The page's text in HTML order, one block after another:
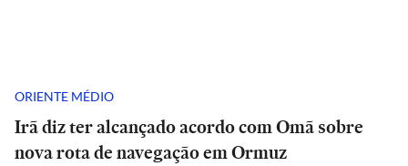
ORIENTE MÉDIO
Irã diz ter alcançado acordo com Omã sobre
nova rota de navegação em Ormuz